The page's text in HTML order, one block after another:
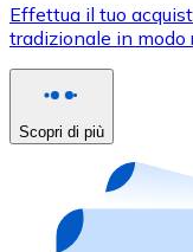
Usa le carte
Acquista con
Acquista gift
Vai al negozio
Effettua il tuo
tradizionale in modo
Scopri di più